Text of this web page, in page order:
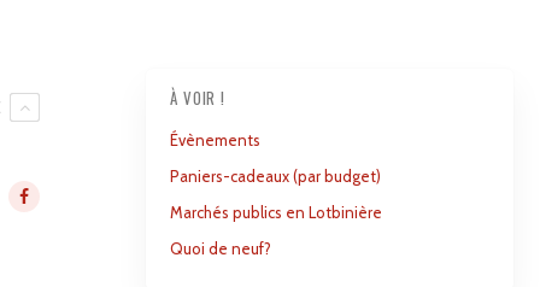
À VOIR !
Évènements
Paniers-cadeaux (par budget)
Marchés publics en Lotbinière
Quoi de neuf?